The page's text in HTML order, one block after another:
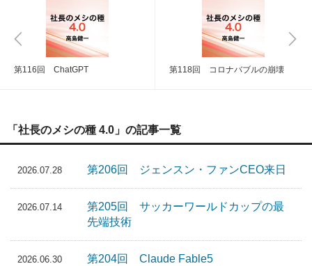
第116回 ChatGPT 第118回 コロナバブルの崩壊
「社長のメシの種 4.0」の記事一覧
2026.07.28 第206回 ジェンスン・ファンCEO来日
2026.07.14
第205回 サッカーワールドカップの最
先端技術
2026.06.30 第204回 Claude Fable5